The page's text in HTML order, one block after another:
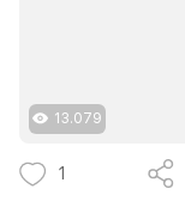
13.079
1